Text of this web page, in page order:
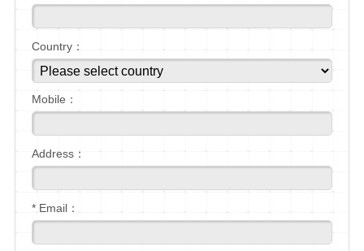
Country：
Mobile：
Address：
* Email：